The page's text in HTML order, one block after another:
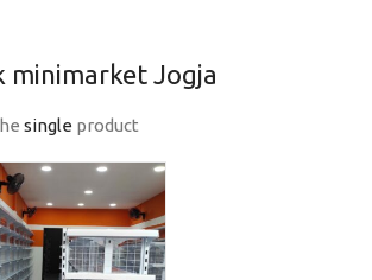
minimarket Jogja
single product